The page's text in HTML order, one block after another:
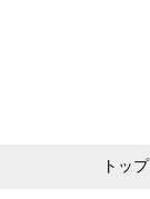
トップ